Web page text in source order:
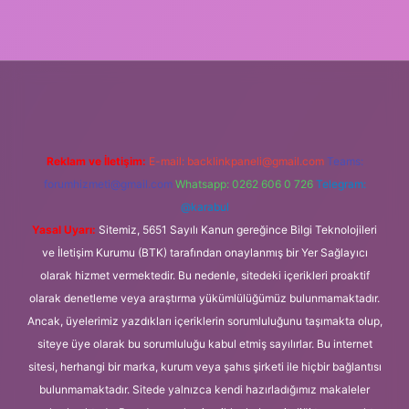
Reklam ve İletişim: E-mail: backlinkpaneli@gmail.com Teams:
forumhizmeti@gmail.com Whatsapp: 0262 606 0 726 Telegram:
@karabul
Yasal Uyarı: Sitemiz, 5651 Sayılı Kanun gereğince Bilgi Teknolojileri
ve İletişim Kurumu (BTK) tarafından onaylanmış bir Yer Sağlayıcı
olarak hizmet vermektedir. Bu nedenle, sitedeki içerikleri proaktif
olarak denetleme veya araştırma yükümlülüğümüz bulunmamaktadır.
Ancak, üyelerimiz yazdıkları içeriklerin sorumluluğunu taşımakta olup,
siteye üye olarak bu sorumluluğu kabul etmiş sayılırlar. Bu internet
sitesi, herhangi bir marka, kurum veya şahıs şirketi ile hiçbir bağlantısı
bulunmamaktadır. Sitede yalnızca kendi hazırladığımız makaleler